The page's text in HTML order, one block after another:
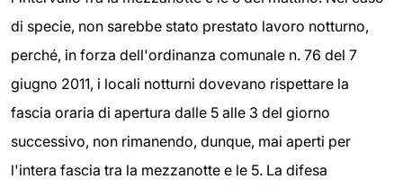
di specie, non sarebbe stato prestato lavoro notturno,
perché, in forza dell'ordinanza comunale n. 76 del 7
giugno 2011, i locali notturni dovevano rispettare la
fascia oraria di apertura dalle 5 alle 3 del giorno
successivo, non rimanendo, dunque, mai aperti per
l'intera fascia tra la mezzanotte e le 5. La difesa